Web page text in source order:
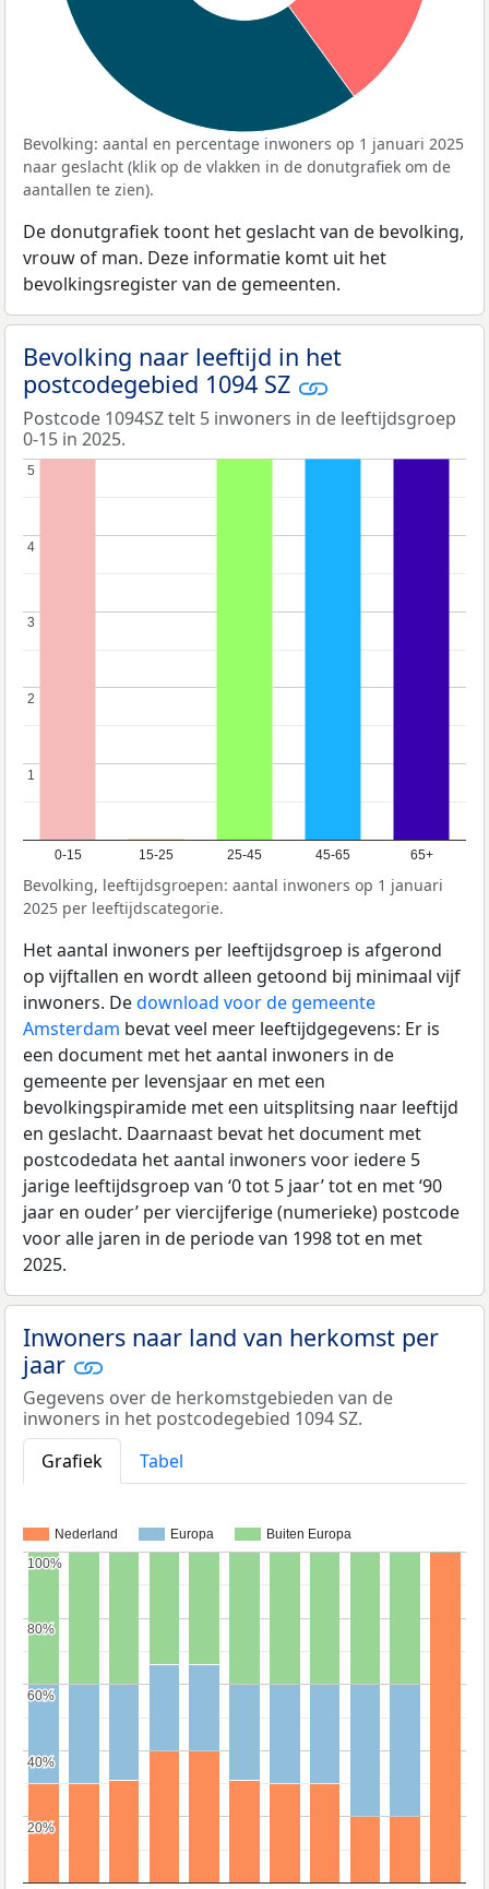
Bevolking: aantal en percentage inwoners op 1 januari 2025
naar geslacht (klik op de vlakken in de donutgrafiek om de
aantallen te zien).
De donutgrafiek toont het geslacht van de bevolking,
vrouw of man. Deze informatie komt uit het
bevolkingsregister van de gemeenten.
Bevolking naar leeftijd in het
postcodegebied 1094 SZ
Postcode 1094SZ telt 5 inwoners in de leeftijdsgroep
0-15 in 2025.
0-15 15-25 25-45 45-65 65+
11
2
2
3
3
4
4
5
5
Bevolking, leeftijdsgroepen: aantal inwoners op 1 januari
2025 per leeftijdscategorie.
Het aantal inwoners per leeftijdsgroep is afgerond
op vijftallen en wordt alleen getoond bij minimaal vijf
inwoners. Dedownload voor de gemeente
Amsterdam bevat veel meer leeftijdgegevens: Er is
een document met het aantal inwoners in de
gemeente per levensjaar en met een
bevolkingspiramide met een uitsplitsing naar leeftijd
en geslacht. Daarnaast bevat het document met
postcodedata het aantal inwoners voor iedere 5
jarige leeftijdsgroep van ‘0 tot 5 jaar’ tot en met ‘90
jaar en ouder’ per viercijferige (numerieke) postcode
voor alle jaren in de periode van 1998 tot en met
2025.
Inwoners naar land van herkomst per
jaar
Gegevens over de herkomstgebieden van de
inwoners in het postcodegebied 1094 SZ.
Grafiek
Tabel
Nederland Europa Buiten Europa
20%
20%
40%
40%
60%
60%
80%
80%
100%
100%